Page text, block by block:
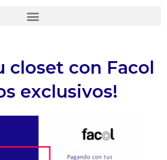
closet con Facol
exclusivos!